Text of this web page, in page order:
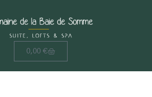
0,00 €